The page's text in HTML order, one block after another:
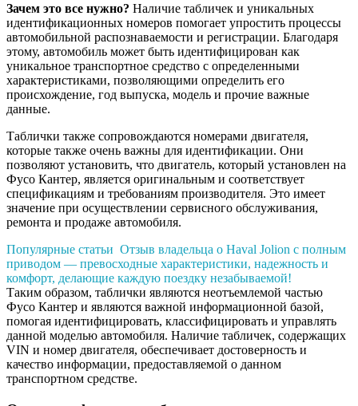
Зачем это все нужно? Наличие табличек и уникальных
идентификационных номеров помогает упростить процессы
автомобильной распознаваемости и регистрации. Благодаря
этому, автомобиль может быть идентифицирован как
уникальное транспортное средство с определенными
характеристиками, позволяющими определить его
происхождение, год выпуска, модель и прочие важные
данные.
Таблички также сопровождаются номерами двигателя,
которые также очень важны для идентификации. Они
позволяют установить, что двигатель, который установлен на
Фусо Кантер, является оригинальным и соответствует
спецификациям и требованиям производителя. Это имеет
значение при осуществлении сервисного обслуживания,
ремонта и продаже автомобиля.
Популярные статьи Отзыв владельца о Haval Jolion с полным
приводом — превосходные характеристики, надежность и
комфорт, делающие каждую поездку незабываемой!
Таким образом, таблички являются неотъемлемой частью
Фусо Кантер и являются важной информационной базой,
помогая идентифицировать, классифицировать и управлять
данной моделью автомобиля. Наличие табличек, содержащих
VIN и номер двигателя, обеспечивает достоверность и
качество информации, предоставляемой о данном
транспортном средстве.